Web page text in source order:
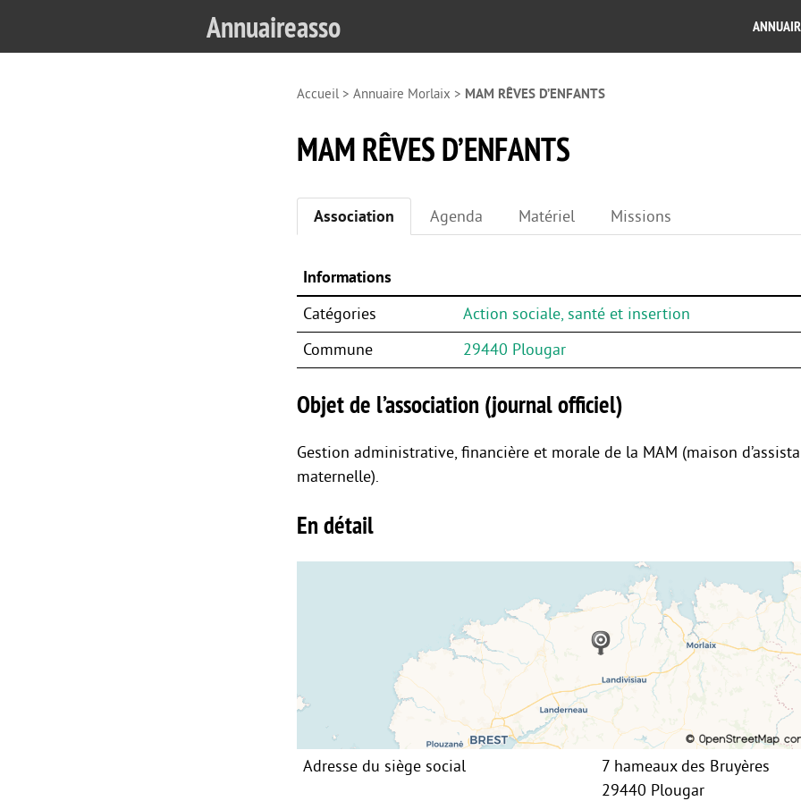
Annuaireasso
Accueil> Annuaire Morlaix > MAM RÊVES D’ENFANTS
MAM RÊVES D’ENFANTS
Association Agenda Matériel Missions
Informations
Catégories
Action sociale, santé et insertion
Commune
29440 Plougar
Objet de l’association (journal officiel)
Gestion administrative, financière et morale de la MAM (maison
maternelle).
En détail
Adresse du siège social
7 hameaux des Bruyères
29440 Plougar